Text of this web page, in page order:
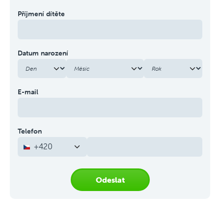
Příjmení dítěte
Datum narození
E-mail
Telefon
+420
Odeslat